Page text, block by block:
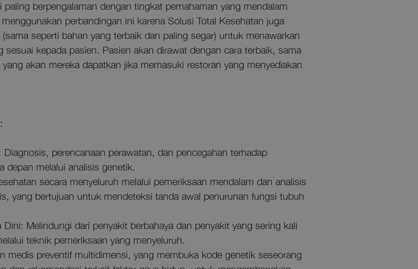
berpengalaman dengan tingkat pemahaman yang mendalam
perbandingan ini karena Solusi Total Kesehatan juga
seperti bahan yang terbaik dan paling segar) untuk menawarkan
sesuai kepada pasien. Pasien akan dirawat dengan cara terbaik, sama
akan mereka dapatkan jika memasuki restoran yang menyediakan
perencanaan perawatan, dan pencegahan terhadap
depan melalui analisis genetik.
secara menyeluruh melalui pemeriksaan mendalam dan analisis
yang bertujuan untuk mendeteksi tanda awal penurunan fungsi tubuh
Melindungi dari penyakit berbahaya dan penyakit yang sering kali
teknik pemeriksaan yang menyeluruh.
medis preventif multidimensi, yang membuka kode genetik seseorang